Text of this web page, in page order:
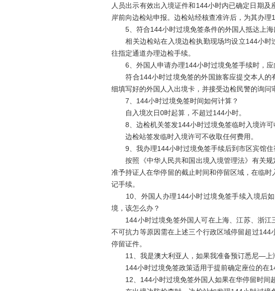
人员出示有效出入境证件和144小时内已确定日期
岸前向边检站申报。边检站经核查准许后，为其办理
5、符合144小时过境免签条件的外国人抵达上海
相关边检站在入境边检执勤现场均设立144小时
往指定通道办理边检手续。
6、外国人申请办理144小时过境免签手续时，应
符合144小时过境免签的外国旅客应提交本人的
细填写好的外国人入出境卡，并接受边检民警的询问
7、144小时过境免签时间如何计算？
自入境次日0时起算，不超过144小时。
8、边检机关签发144小时过境免签临时入境许可
边检站签发临时入境许可不收取任何费用。
9、我办理144小时过境免签手续后到市区宾馆住
按照《中华人民共和国出境入境管理法》有关规
准予持证人在华停留的截止时间和停留区域，在临
记手续。
10、外国人办理144小时过境免签手续入境后如
境，该怎么办？
144小时过境免签外国人可在上海、江苏、浙江
不可抗力等原因需在上述三个行政区域停留超过
停留证件。
11、我是澳大利亚人，如果我准备预订悉尼—上
144小时过境免签政策适用于提前确定座位的在
12、144小时过境免签外国人如果在华停留时间